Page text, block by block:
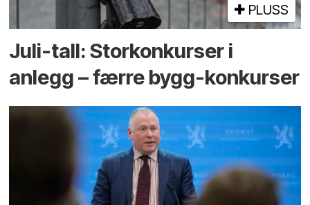
PLUSS
Juli-tall: Storkonkurser i
anlegg – færre bygg-konkurser